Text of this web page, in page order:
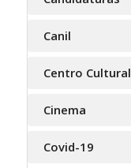
Canil
Centro Cultural
Cinema
Covid-19